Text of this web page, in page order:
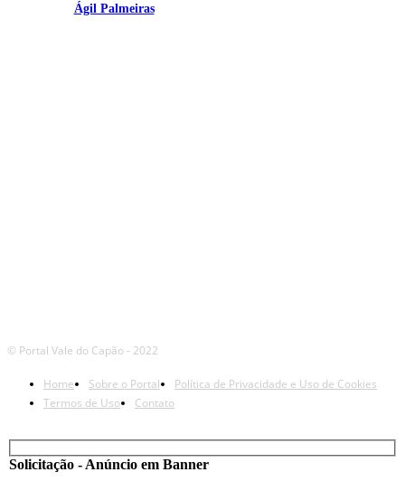
Ágil Palmeiras
© Portal Vale do Capão - 2022
Home Sobre o Portal
Política de Privacidade e Uso de Cookies
Termos de Uso
Contato
Solicitação - Anúncio em Banner